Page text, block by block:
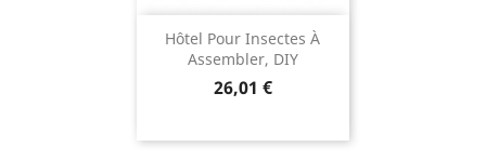
Hôtel Pour Insectes À
Assembler, DIY
Prix
26,01 €